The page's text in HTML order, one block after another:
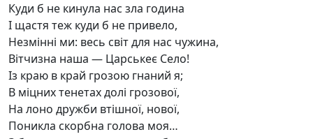
Куди б не кинула нас зла година
І щастя теж куди б не привело,
Незмінні ми: весь світ для нас чужина,
Вітчизна наша — Царськеє Село!
Із краю в край грозою гнаний я;
В міцних тенетах долі грозової,
На лоно дружби втішної, нової,
Поникла скорбна голова моя…